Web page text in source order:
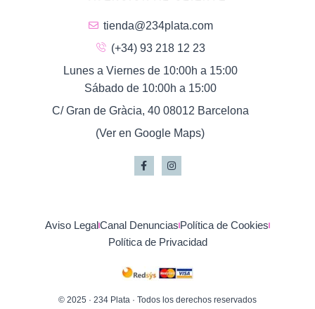
tienda@234plata.com
(+34) 93 218 12 23
Lunes a Viernes de 10:00h a 15:00
Sábado de 10:00h a 15:00
C/ Gran de Gràcia, 40 08012 Barcelona
(Ver en Google Maps)
Aviso LegalCanal Denuncias Política de Cookies
Política de Privacidad
© 2025 · 234 Plata · Todos los derechos reservados